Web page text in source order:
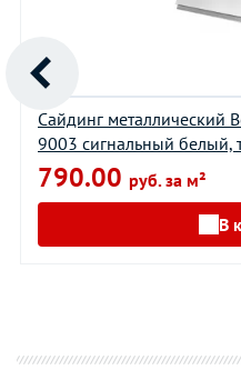
Сайдинг металлический
9003 сигнальный белый,
790.00 руб. за м²
В